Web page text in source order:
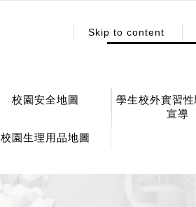
Skip to content
校園安全地圖
學生校外實習
宣導
校園生理用品地圖